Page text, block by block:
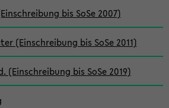
bis SoSe 2007)
(Einschreibung bis SoSe 2011)
(Einschreibung bis SoSe 2019)